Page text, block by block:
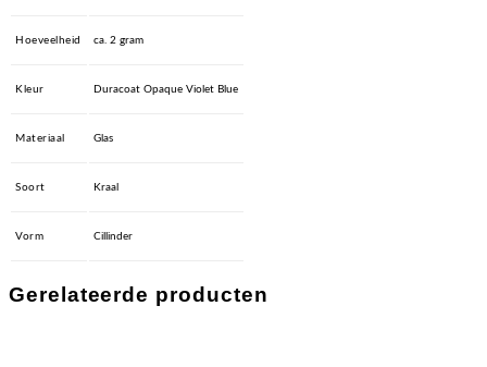
Hoeveelheid ca. 2 gram
Kleur Duracoat Opaque Violet Blue
Materiaal Glas
Soort Kraal
Vorm Cillinder
Gerelateerde producten